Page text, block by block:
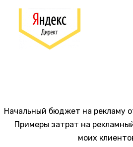
Начальный бюджет на рекламу
Примеры затрат на
моих